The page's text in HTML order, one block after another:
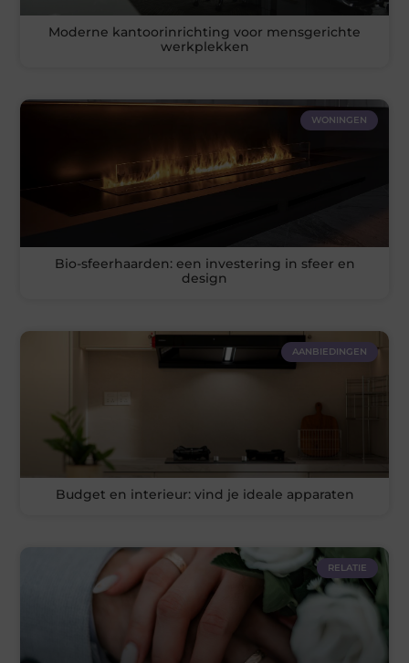
Moderne kantoorinrichting voor mensgerichte
werkplekken
WONINGEN
Bio-sfeerhaarden: een investering in sfeer en
design
AANBIEDINGEN
Budget en interieur: vind je ideale apparaten
RELATIE